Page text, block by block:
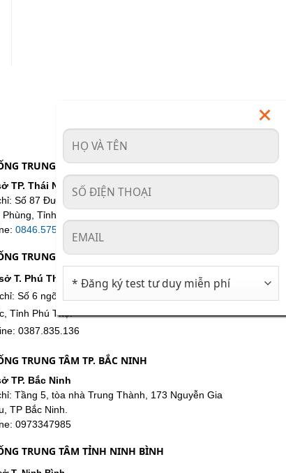
TRUNG TÂM TP. THÁI NGUYÊN
TP. Thái Nguyên
Số 87 Đường Bắc Sơn, Tổ 94, Phường Phan
Tỉnh Thái Nguyên
0846.575.686
TRUNG TÂM T. PHÚ THỌ
T. Phú Thọ
Số 6 ngõ 11, Đường Trần Phú, Phường Vĩnh
Tỉnh Phú Thọ.
0387.835.136
TRUNG TÂM TP. BẮC NINH
TP. Bắc Ninh
Tầng 5, tòa nhà Trung Thành, 173 Nguyễn Gia
TP Bắc Ninh.
0973347985
TRUNG TÂM TỈNH NINH BÌNH